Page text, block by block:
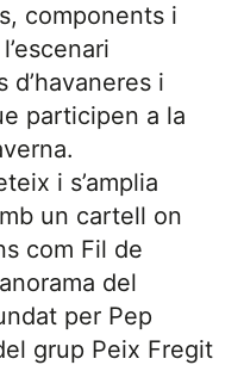
components i
i
participen a la
i s’amplia
un cartell on
com Fil de
del
per Pep
grup Peix Fregit